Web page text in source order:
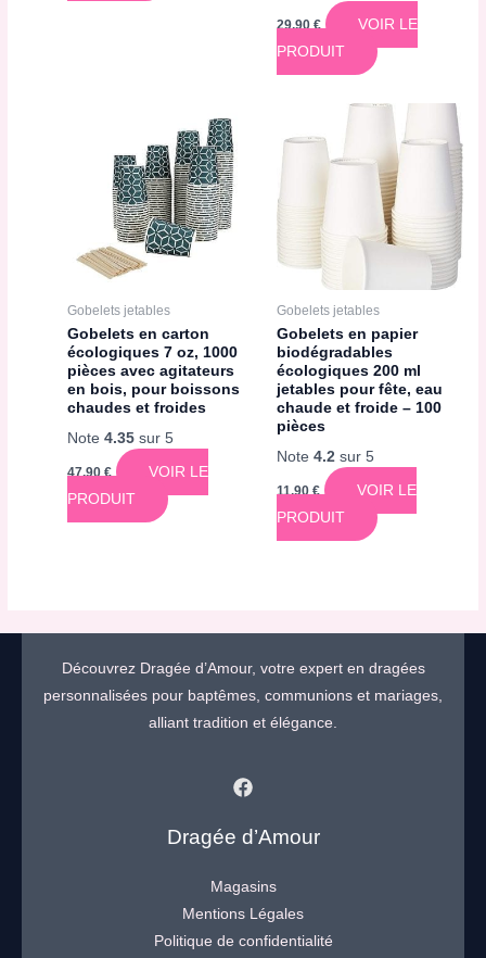
29,90€
VOIR LE
PRODUIT
Gobelets jetables
Gobelets en carton
écologiques 7 oz, 1000
pièces avec agitateurs
en bois, pour boissons
chaudes et froides
Note4.35 sur 5
47,90€
VOIR LE
PRODUIT
Gobelets jetables
Gobelets en papier
biodégradables
écologiques 200 ml
jetables pour fête, eau
chaude et froide – 100
pièces
Note 4.2sur 5
11,90€
VOIR LE
PRODUIT
Découvrez Dragée d’Amour, votre expert en dragées
personnalisées pour baptêmes, communions et mariages,
alliant tradition et élégance.
Dragée d’Amour
Magasins
Mentions Légales
Politique de confidentialité